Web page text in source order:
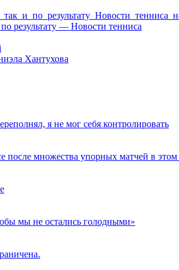
результату — Новости тенниса
Хантухова
я не мог себя контролировать
множества упорных матчей в этом
мы не остались голодными»